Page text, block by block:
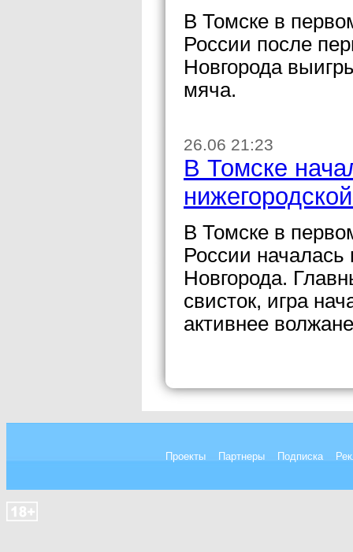
В Томске в
России после
Новгорода
мяча.
26.06 21:23
В Томске
В Томске в
России
Новгорода.
свисток, игра
активнее
Проекты Партнеры Подписка